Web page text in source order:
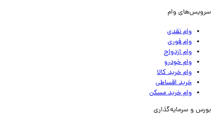
وام
وام نقدی
وام فوری
وام ازدواج
وام خودرو
وام خرید کالا
خرید اقساطی
وام خرید مسکن
و سرمایه‌گذاری